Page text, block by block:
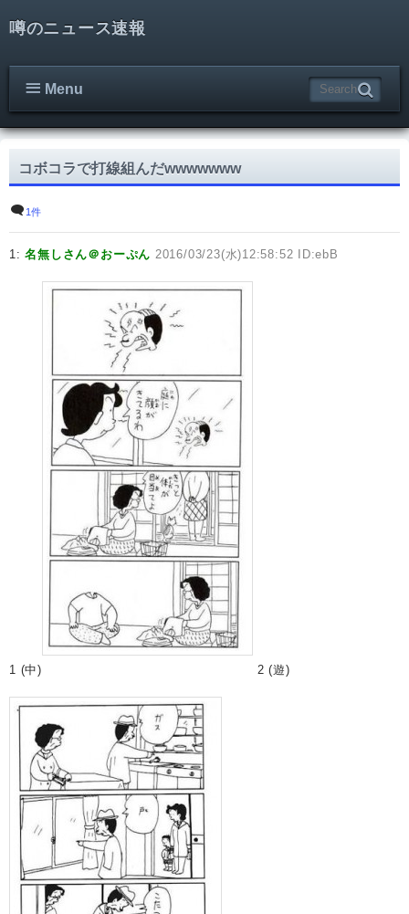
噂のニュース速報
Menu
コボコラで打線組んだwwwwwww
1件
1:名無しさん＠おーぷん 2016/03/23(水)12:58:52 ID:ebB
1 (中) 2 (遊)